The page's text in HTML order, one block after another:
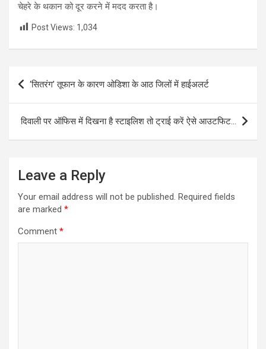
चेहरे के थकान को दूर करने में मदद करता है।
Post Views: 1,034
Post
navigation
‘सितरंग’ तूफान के कारण ओडिशा के आठ जिलों में हाईअलर्ट
दिवाली पर ऑफिस में दिखना है स्टाइलिश तो ट्राई करें ऐसे आउटफिट…
Leave a Reply
Your email address will not be published. Required fields
are marked *
Comment *